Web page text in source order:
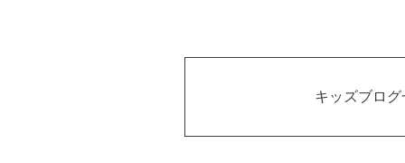
キッズブログ